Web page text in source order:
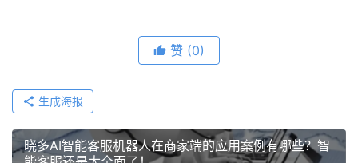
赞 (0)
生成海报
晓多AI智能客服机器人在商家端的应用案例有哪些？智